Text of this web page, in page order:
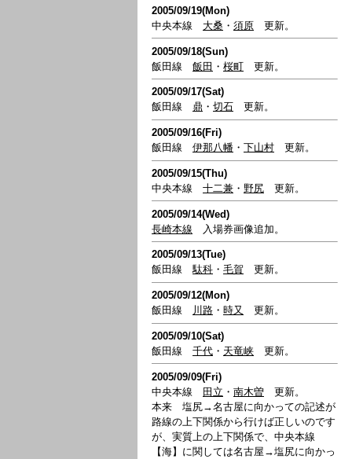
2005/09/19(Mon)
中央本線 大桑 ・ 須原 更新。
2005/09/18(Sun)
飯田線 飯田 ・ 桜町 更新。
2005/09/17(Sat)
飯田線 鼎 ・ 切石 更新。
2005/09/16(Fri)
飯田線 伊那八幡 ・ 下山村 更新。
2005/09/15(Thu)
中央本線 十二兼 ・ 野尻 更新。
2005/09/14(Wed)
長崎本線 入場券画像追加。
2005/09/13(Tue)
飯田線駄科 ・ 毛賀 更新。
2005/09/12(Mon)
飯田線
川路 ・ 時又 更新。
2005/09/10(Sat)
飯田線 千代 ・ 天竜峡 更新。
2005/09/09(Fri)
中央本線
田立 ・ 南木曽 更新。
本来 塩尻→名古屋に向かっての記述が
路線の上下関係から行けば正しいのです
が、実質上の上下関係で、中央本線
【海】に関しては名古屋→塩尻に向かっ